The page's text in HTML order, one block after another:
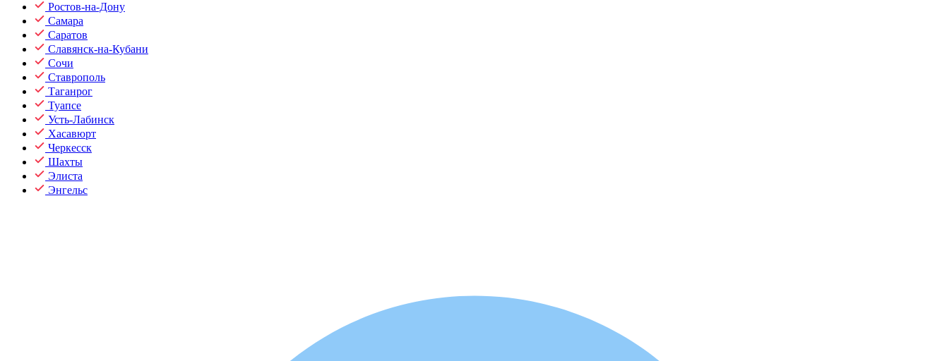
Ростов-на-Дону
Самара
Саратов
Славянск-на-Кубани
Сочи
Ставрополь
Таганрог
Туапсе
Усть-Лабинск
Хасавюрт
Черкесск
Шахты
Элиста
Энгельс